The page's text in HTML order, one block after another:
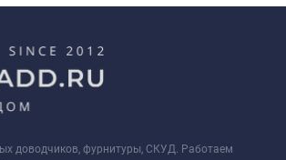
доводчиков, фурнитуры, СКУД. Работаем